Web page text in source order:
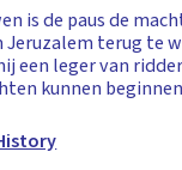
is de paus de
Jeruzalem terug te
een leger van
kunnen